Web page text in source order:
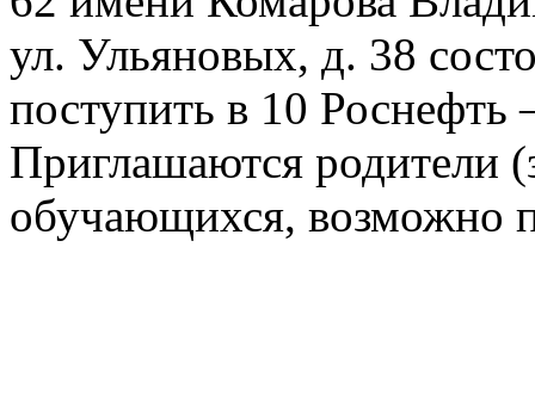
ул. Ульяновых, д. 38
поступить в 10 Роснефть
Приглашаются родители
обучающихся, возможно